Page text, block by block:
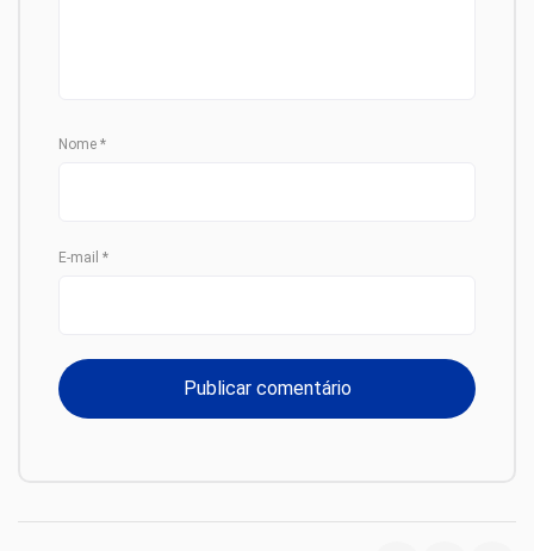
Nome *
E-mail *